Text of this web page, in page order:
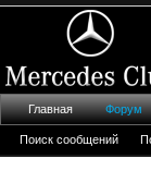
Главная Форум
Поиск сообщений